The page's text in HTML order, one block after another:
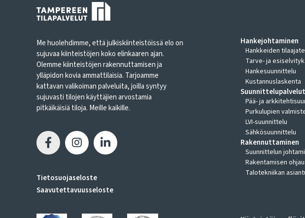
Me huolehdimme, että julkiskiinteistöissä elo on
sujuvaa kiinteistöjen koko elinkaaren ajan.
Olemme kiinteistöjen rakennuttamisen ja
ylläpidon kovia ammattilaisia. Tarjoamme
kattavan valikoiman palveluita, joilla syntyy
sujuvasti tilojen käyttäjien arvostamia
pitkäikäisiä tiloja. Meille kaikille.
Tietosuojaseloste
Saavutettavuusseloste
Hankejohtaminen
Hankkeiden
Tarve- ja
Hankesuunnittelu
Kustannuslaskenta
Suunnittelupalvelut
Pää- ja
Purkulupien
LVI-suunnittelu
Sähkösuunnittelu
Rakennuttaminen
Suunnittelun
Rakentamisen
Talotekniikan